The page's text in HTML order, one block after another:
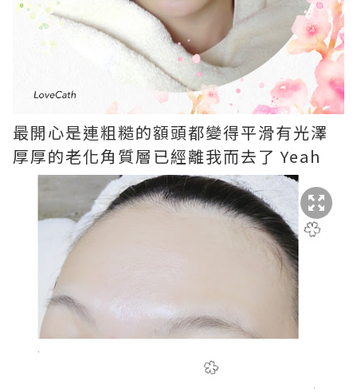
最開心是連粗糙的額頭都變得平滑有光澤
厚厚的老化角質層已經離我而去了 Yeah